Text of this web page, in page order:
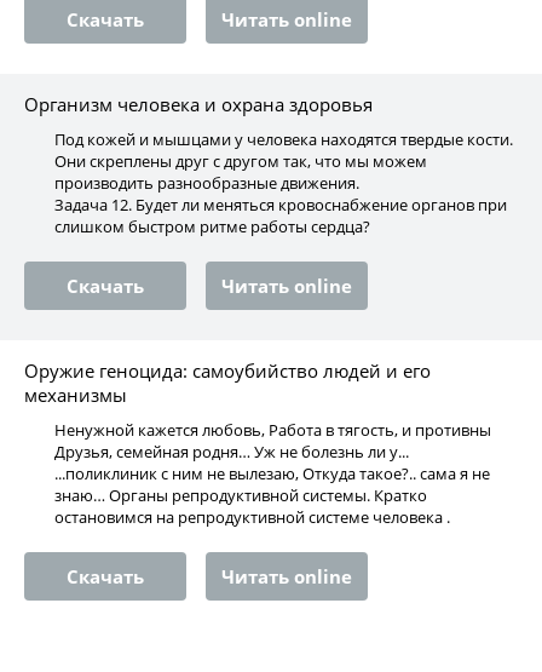
Скачать Читать online
Организм человека и охрана здоровья
Под кожей и мышцами у человека находятся твердые кости.
Они скреплены друг с другом так, что мы можем
производить разнообразные движения.
Задача 12. Будет ли меняться кровоснабжение органов при
слишком быстром ритме работы сердца?
Скачать Читать online
Оружие геноцида: самоубийство людей и его
механизмы
Ненужной кажется любовь, Работа в тягость, и противны
Друзья, семейная родня… Уж не болезнь ли у...
...поликлиник с ним не вылезаю, Откуда такое?.. сама я не
знаю… Органы репродуктивной системы. Кратко
остановимся на репродуктивной системе человека .
Скачать Читать online